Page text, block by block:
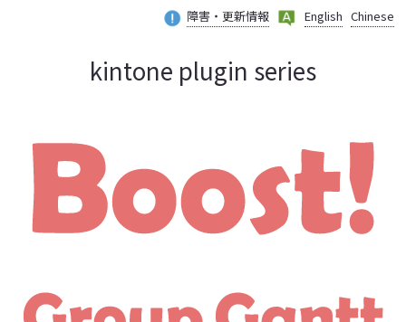
障害・更新情報 English Chinese
kintone plugin series